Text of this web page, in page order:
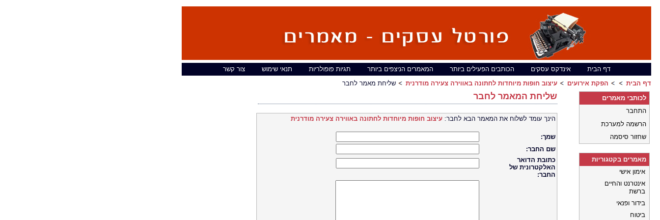
דף הבית אינדקס עסקים הכותבים הפעילים ביותר המאמרים הניצפים ביותר תגיות פופולריות תנאי שימוש
צור קשר
דף הבית
הפקת אירועים עיצוב חופות מיוחדות לחתונה באווירה צעירה מודרנית שליחת מאמר לחבר
שליחת המאמר לחבר
הינך עומד לשלוח את המאמר הבא לחבר: עיצוב חופות מיוחדות לחתונה באווירה צעירה מודרנית
שמך:
שם החבר:
כתובת הדואר
האלקטרונית של
החבר:
לכותבי מאמרים
התחבר
הרשמה למערכת
שחזור סיסמה
מאמרים בקטגוריות
אימון אישי
אינטרנט והחיים
ברשת
בידור ופנאי
ביטוח